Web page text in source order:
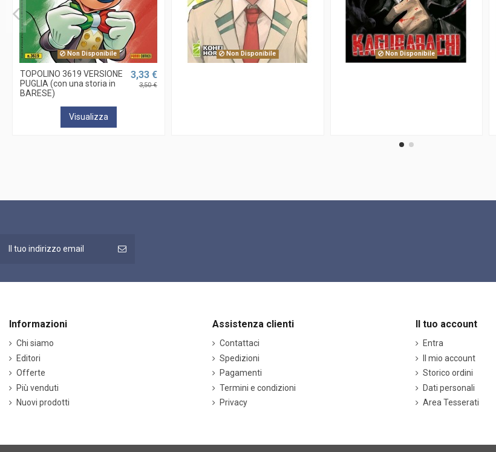
Non Disponibile
TOPOLINO 3619 VERSIONE
PUGLIA (con una storia in
BARESE)
3,33 €
3,50 €
Visualizza
Non Disponibile Non Disponibile
Informazioni
Chi siamo
Editori
Offerte
Più venduti
Nuovi prodotti
Assistenza clienti
Contattaci
Spedizioni
Pagamenti
Termini e condizioni
Privacy
Il tuo account
Entra
Il mio account
Storico ordini
Dati personali
Area Tesserati